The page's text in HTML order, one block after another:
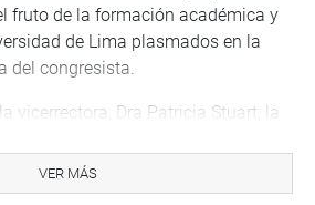
fruto de la formación académica y
de Lima plasmados en la
del congresista.
vicerrectora, Dra Patricia Stuart, la
Legal, Dr. Luis Cobeña.
VER MÁS